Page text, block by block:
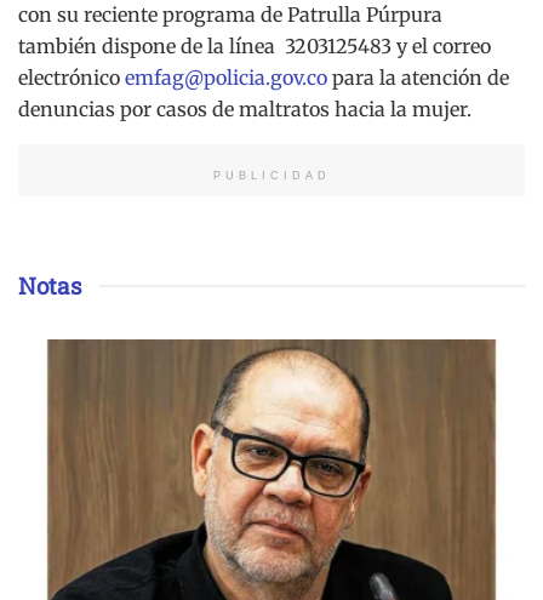
con su reciente programa de Patrulla Púrpura
también dispone de la línea 3203125483 y el correo
electrónico emfag@policia.gov.co para la atención de
denuncias por casos de maltratos hacia la mujer.
PUBLICIDAD
Notas